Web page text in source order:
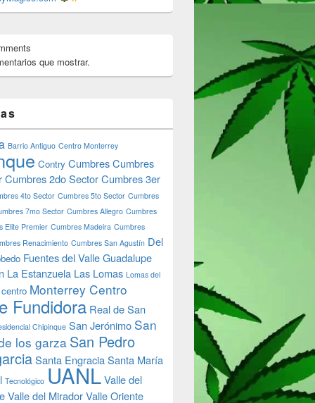
Crecimiento Económico en Rusia?
que mostrar.
Barrio Antiguo Centro Monterrey
Contry CumbresCumbres
Cumbres 2do SectorCumbres 3er
4to Sector Cumbres 5to Sector Cumbres
7mo Sector Cumbres Allegro Cumbres
Elite Premier Cumbres Madeira Cumbres
Renacimiento Cumbres San Agustín Del
Fuentes del ValleGuadalupe
La Estanzuela Las Lomas Lomas del
Monterrey Centro
Fundidora Real de San
Chipinque San Jerónimo San
los garza San Pedro
Santa EngraciaSanta María
Tecnológico UANLValle del
Valle del MiradorValle Oriente